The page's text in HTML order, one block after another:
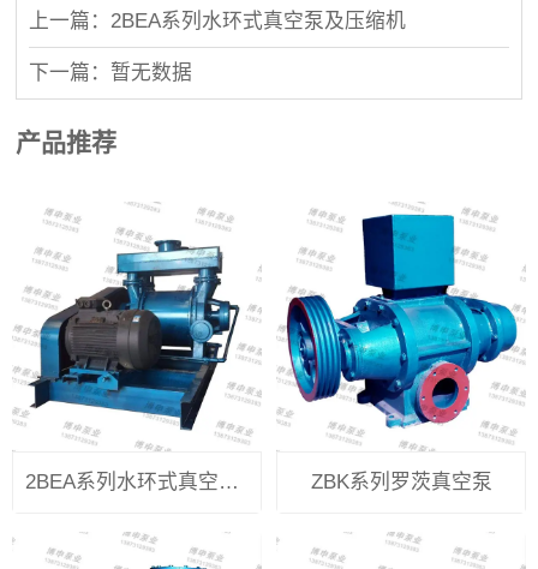
上一篇：2BEA系列水环式真空泵及压缩机
下一篇：暂无数据
产品推荐
2BEA系列水环式真空泵及压缩机 ZBK系列罗茨真空泵